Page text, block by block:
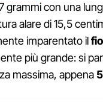
grammi con una
alare di 15,5
imparentato il
più grande: si
massima, appena